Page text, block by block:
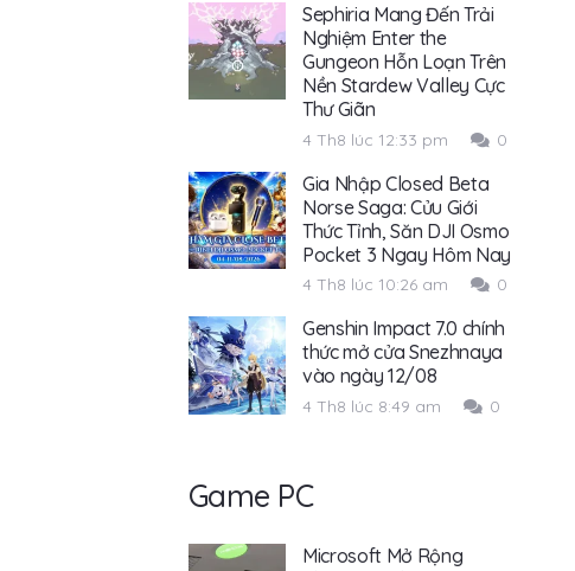
Sephiria Mang Đến Trải
Nghiệm Enter the
Gungeon Hỗn Loạn Trên
Nền Stardew Valley Cực
Thư Giãn
4 Th8 lúc 12:33 pm 0
Gia Nhập Closed Beta
Norse Saga: Cửu Giới
Thức Tỉnh, Săn DJI Osmo
Pocket 3 Ngay Hôm Nay
4 Th8 lúc 10:26 am 0
Genshin Impact 7.0 chính
thức mở cửa Snezhnaya
vào ngày 12/08
4 Th8 lúc 8:49 am 0
Game PC
Microsoft Mở Rộng